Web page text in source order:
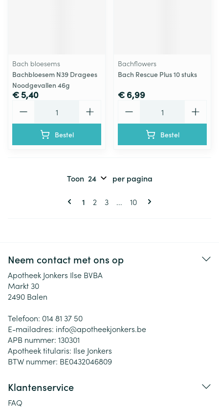
Bach bloesems
Bachbloesem N39 Dragees
Noodgevallen 46g
€ 5,40
Bestel
Bachflowers
Bach Rescue Plus 10 stuks
€ 6,99
Bestel
Pagina's
U lees momenteel pagina
1 Pagina
2 Pagina
3 ... Pagina
10
Toon per pagina
Neem contact met ons op
Apotheek Jonkers Ilse BVBA
Markt 30
2490 Balen
Telefoon: 014 81 37 50
E-mailadres: info@apotheekjonkers.be
APB nummer: 130301
Apotheek titularis: Ilse Jonkers
BTW nummer: BE0432046809
Klantenservice
FAQ